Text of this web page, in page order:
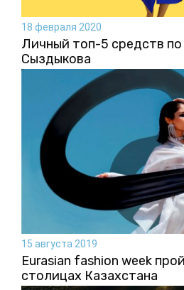
18 февраля 2020
Личный топ-5 средств
Сыздыкова
15 августа 2019
Eurasian fashion week
столицах Казахстана